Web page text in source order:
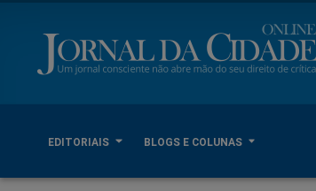
EDITORIAIS BLOGS E COLUNAS